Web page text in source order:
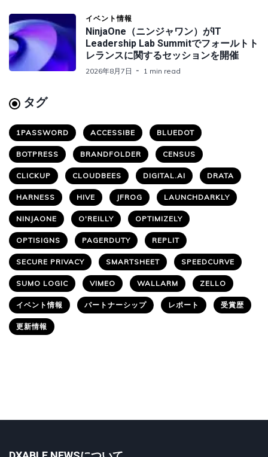
イベント情報
NinjaOne（ニンジャワン）がIT
Leadership Lab Summitでフォールトト
レランスに関するセッションを開催
2026年8月7日 1 min read
タグ
1PASSWORD ACCESSIBE BLUEDOT
BOTPRESS BRANDFOLDER CENSUS
CLICKUP CLOUDBEES DIGITAL.AI DRATA
HARNESS HIVE JFROG LAUNCHDARKLY
NINJAONE O'REILLY OPTIMIZELY
OPTISIGNS PAGERDUTY REPLIT
SECURE PRIVACY SMARTSHEET SPEEDCURVE
SUMO LOGIC VIMEO WALLARM ZELLO
イベント情報 パートナーシップ レポート 受賞歴
更新情報